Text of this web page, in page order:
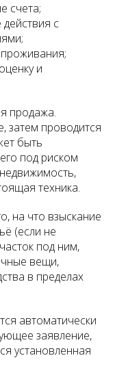
счета;
с
и
продажа.
затем проводится
быть
под риском
техника.
на что взыскание
(если не
под ним,
вещи,
в пределах
автоматически
заявление,
установленная